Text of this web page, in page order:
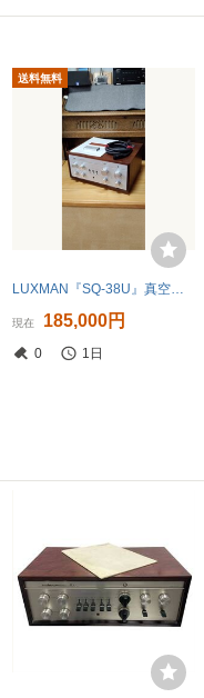
送料無料
LUXMAN『SQ-38U』真空管プリメインアンプ (修理要)ワンオーナー商品
現在 185,000円
0 1日